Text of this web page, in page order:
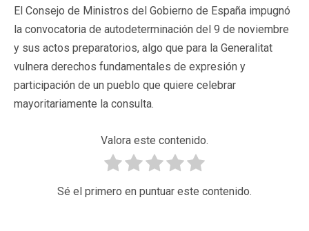
El Consejo de Ministros del Gobierno de España impugnó
la convocatoria de autodeterminación del 9 de noviembre
y sus actos preparatorios, algo que para la Generalitat
vulnera derechos fundamentales de expresión y
participación de un pueblo que quiere celebrar
mayoritariamente la consulta.
Valora este contenido.
Sé el primero en puntuar este contenido.